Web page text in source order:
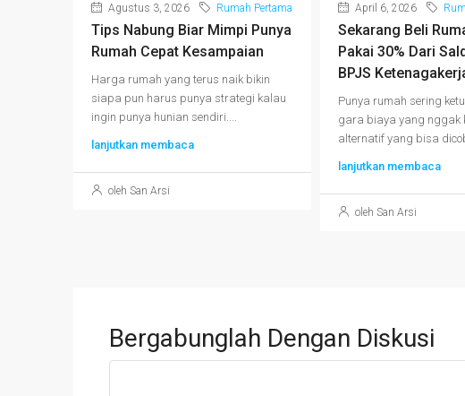
Agustus 3, 2026 Rumah Pertama
Tips Nabung Biar Mimpi Punya
Rumah Cepat Kesampaian
Harga rumah yang terus naik bikin
siapa pun harus punya strategi kalau
ingin punya hunian sendiri....
lanjutkan membaca
oleh San Arsi
April 6, 2026
Sekarang Beli
Pakai 30% Dari
BPJS
Punya rumah sering
gara biaya yang nggak
alternatif yang bisa
lanjutkan membaca
oleh San Arsi
Bergabunglah Dengan Diskusi